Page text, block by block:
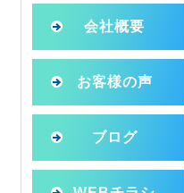
会社概要
お客様の声
ブログ